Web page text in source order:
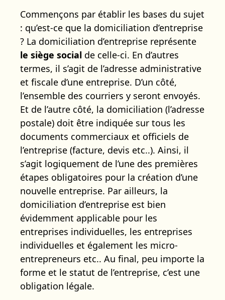
Commençons par établir les bases du sujet
: qu’est-ce que la domiciliation d’entreprise
? La domiciliation d’entreprise représente
le siège social de celle-ci. En d’autres
termes, il s’agit de l’adresse administrative
et fiscale d’une entreprise. D’un côté,
l’ensemble des courriers y seront envoyés.
Et de l’autre côté, la domiciliation (l’adresse
postale) doit être indiquée sur tous les
documents commerciaux et officiels de
l’entreprise (facture, devis etc..). Ainsi, il
s’agit logiquement de l’une des premières
étapes obligatoires pour la création d’une
nouvelle entreprise. Par ailleurs, la
domiciliation d’entreprise est bien
évidemment applicable pour les
entreprises individuelles, les entreprises
individuelles et également les micro-
entrepreneurs etc.. Au final, peu importe la
forme et le statut de l’entreprise, c’est une
obligation légale.